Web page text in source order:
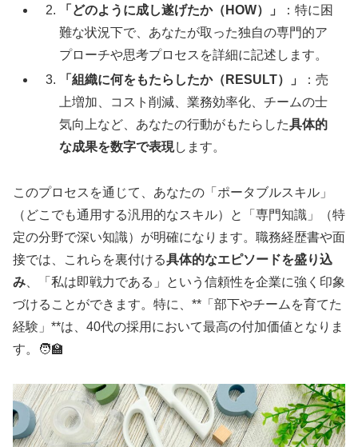
「どのように成し遂げたか（HOW）」
：特に困
難な状況下で、あなたが取った独自の専門的ア
プローチや思考プロセスを詳細に記述します。
「組織に何をもたらしたか（RESULT）」
：売
上増加、コスト削減、業務効率化、チームの士
気向上など、あなたの行動がもたらした具体的
な成果を数字で表現します。
このプロセスを通じて、あなたの「ポータブルスキル」
（どこでも通用する汎用的なスキル）と「専門知識」（特
定の分野で深い知識）が明確になります。職務経歴書や面
接では、これらを裏付ける具体的なエピソードを盛り込
み 、「私は即戦力である」という信頼性を企業に強く印象
づけることができます。特に、**「部下やチームを育てた
経験」**は、40代の採用において最高の付加価値となりま
す。🧑‍🏫